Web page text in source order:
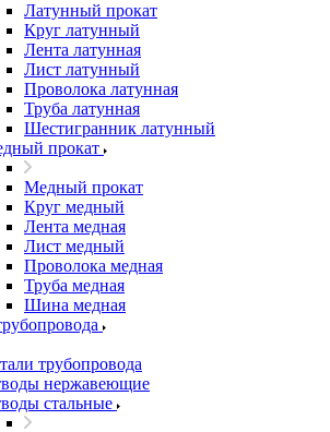
Латунный прокат
Круг латунный
Лента латунная
Лист латунный
Проволока латунная
Труба латунная
Шестигранник латунный
прокат
Медный прокат
Круг медный
Лента медная
Лист медный
Проволока медная
Труба медная
Шина медная
трубопровода
нержавеющие
стальные